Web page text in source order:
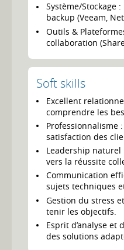
Système/Stockage
backup (Veeam,
Outils &
collaboration
Soft skills
Excellent
comprendre les
Professionnalisme
satisfaction des
Leadership
vers la réussite
Communication
sujets techniques
Gestion du stress
tenir les objectifs.
Esprit d’analyse
des solutions